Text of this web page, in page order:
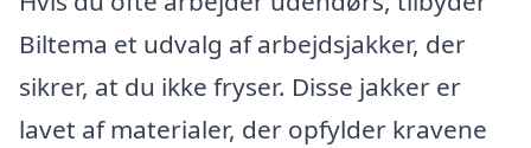
Biltema et udvalg af arbejdsjakker, der
sikrer, at du ikke fryser. Disse jakker er
lavet af materialer, der opfylder kravene